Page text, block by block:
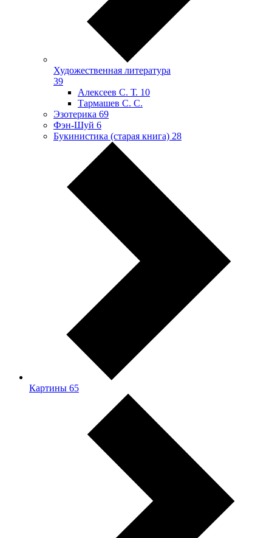
Художественная литература
39
Алексеев С. Т. 10
Тармашев С. С.
Эзотерика 69
Фэн-Шуй 6
Букинистика (старая книга) 28
Картины 65